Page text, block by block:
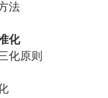
法
化
化原则